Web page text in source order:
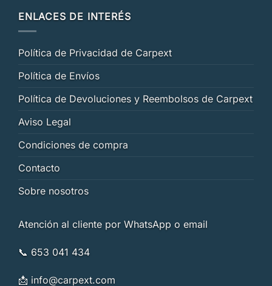
ENLACES DE INTERÉS
Política de Privacidad de Carpext
Política de Envíos
Política de Devoluciones y Reembolsos de Carpext
Aviso Legal
Condiciones de compra
Contacto
Sobre nosotros
Atención al cliente por WhatsApp o email
📞 653 041 434
📩 info@carpext.com